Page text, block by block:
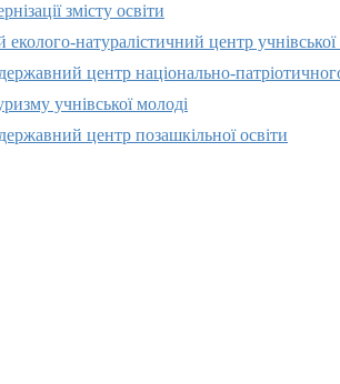
змісту освіти
натуралістичний центр учнівської
центр національно-
учнівської молоді
центр позашкільної освіти